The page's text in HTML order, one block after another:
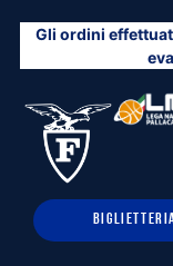
contenuto
Gli ordini